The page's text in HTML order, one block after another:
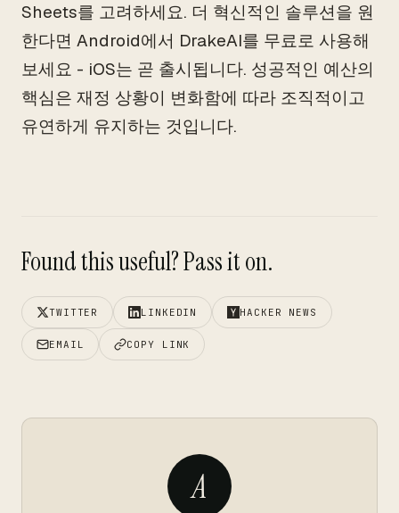
Sheets를 고려하세요. 더 혁신적인 솔루션을 원
한다면 Android에서 DrakeAI를 무료로 사용해
보세요 - iOS는 곧 출시됩니다. 성공적인 예산의
핵심은 재정 상황이 변화함에 따라 조직적이고
유연하게 유지하는 것입니다.
Found this useful? Pass it on.
TWITTER LINKEDIN HACKER NEWS
EMAIL COPY LINK
A